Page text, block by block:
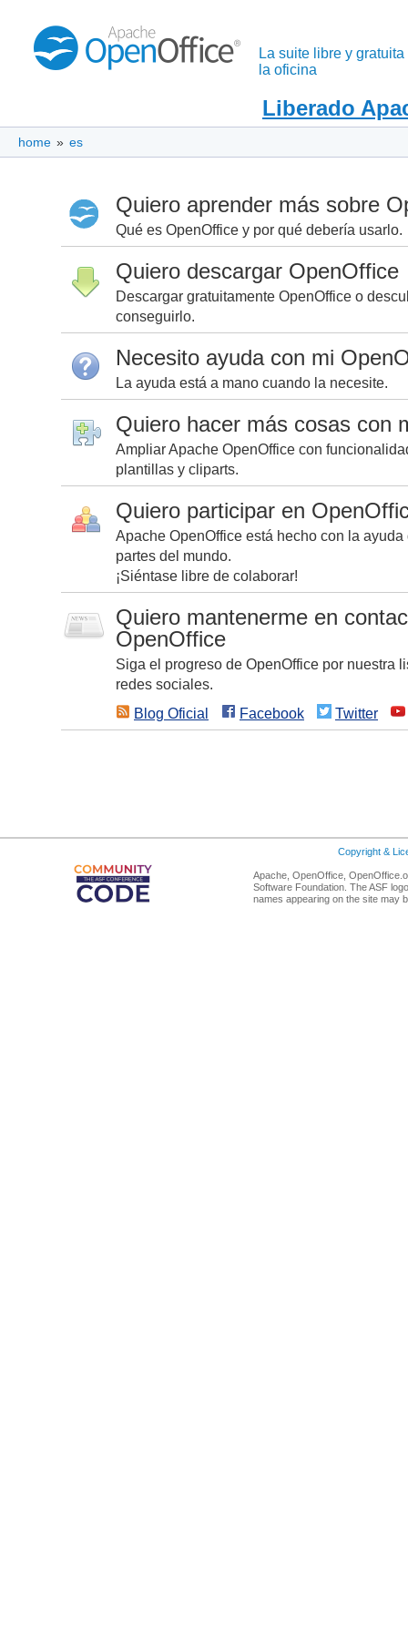
La suite libre y gratuita
la oficina
Liberado
home » es
Quiero aprender más sobre
Qué es OpenOffice y por qué debería usarlo.
Quiero descargar OpenOffice
Descargar gratuitamente OpenOffice o
conseguirlo.
Necesito ayuda con mi
La ayuda está a mano cuando la necesite.
Quiero hacer más cosas con
Ampliar Apache OpenOffice con
plantillas y cliparts.
Quiero participar en
Apache OpenOffice está hecho con la
partes del mundo.
¡Siéntase libre de colaborar!
Quiero mantenerme en
OpenOffice
Siga el progreso de OpenOffice por nuestra
redes sociales.
Blog Oficial
Facebook Twitter
Copyright &
Apache, OpenOffice,
Software Foundation. The ASF
names appearing on the site may